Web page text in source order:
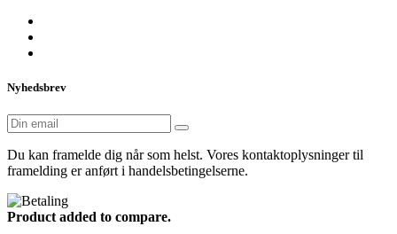
Nyhedsbrev
Du kan framelde dig når som helst. Vores kontaktoplysninger til
framelding er anført i handelsbetingelserne.
Product added to compare.